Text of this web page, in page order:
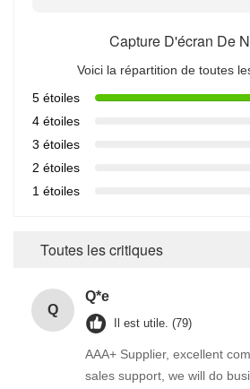
Capture D'écran De
Voici la répartition de toutes
5 étoiles
4 étoiles
3 étoiles
2 étoiles
1 étoiles
Toutes les critiques
Q
Q*e
Il est utile. (79)
AAA+ Supplier, excellent
sales support, we will do